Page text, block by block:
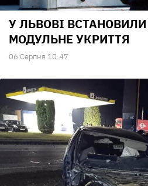
У ЛЬВОВІ
МОДУЛЬНЕ УКРИТТЯ
06 Серпня 10:47